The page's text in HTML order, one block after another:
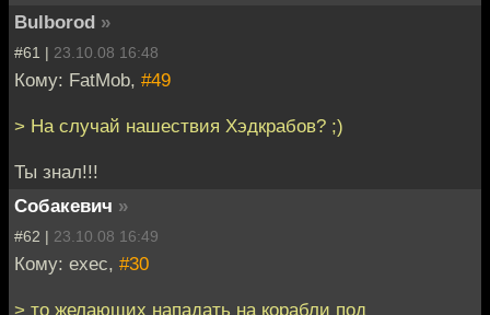
Bulborod »
#61 | 23.10.08 16:48
Кому: FatMob, #49
> На случай нашествия Хэдкрабов? ;)
Ты знал!!!
Собакевич »
#62 | 23.10.08 16:49
Кому: exec, #30
> то желающих нападать на корабли под